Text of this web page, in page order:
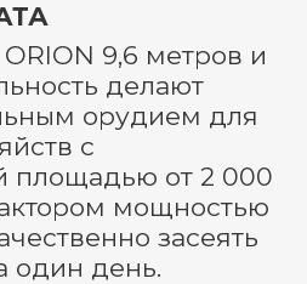
9,6 метров и
делают
орудием для
с
площадью от 2 000
мощностью
засеять
один день.